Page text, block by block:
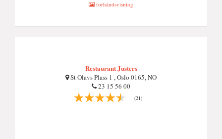
forhåndsvisning
Restaurant Justers
St Olavs Plass 1 , Oslo 0165, NO
23 15 56 00
(21)